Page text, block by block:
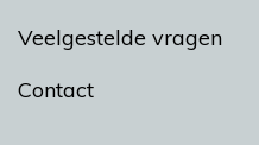
Veelgestelde vragen
Contact